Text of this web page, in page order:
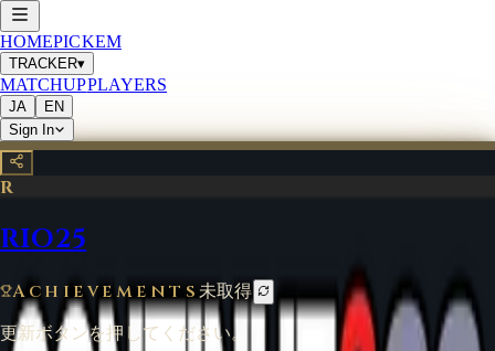
HOMEPICKEM
TRACKER▾
MATCHUPPLAYERS
JA
EN
Sign In
R
RIO25
Achievements未取得
更新ボタンを押してください。